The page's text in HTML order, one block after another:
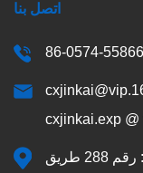
اتصل بنا
86-0574-
cxjinkai.exp @
إضافة: رقم 288 طريق Zhouxi ، مدينة Zhouxiang ، مدينة